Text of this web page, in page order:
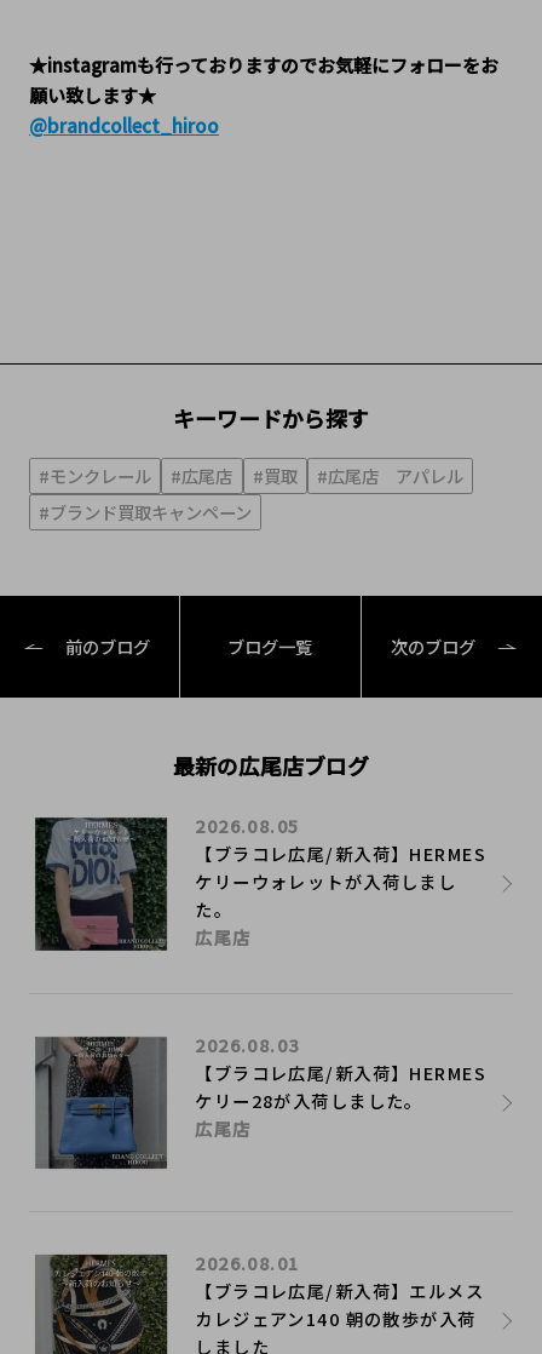
★instagramも行っておりますのでお気軽にフォローをお
願い致します★
@brandcollect_hiroo
キーワードから探す
#モンクレール #広尾店 #買取
#広尾店 アパレル
#ブランド買取キャンペーン
前のブログ ブログ一覧 次のブログ
最新の広尾店ブログ
【ブラコレ広尾/新入荷】HERMES
ケリーウォレットが入荷しまし
た。
2026.08.05
広尾店
【ブラコレ広尾/新入荷】HERMES
ケリー28が入荷しました。
2026.08.03
広尾店
【ブラコレ広尾/新入荷】エルメス
カレジェアン140 朝の散歩が入荷
しました
2026.08.01